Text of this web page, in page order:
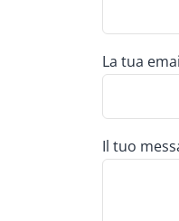
La tua
Il tuo